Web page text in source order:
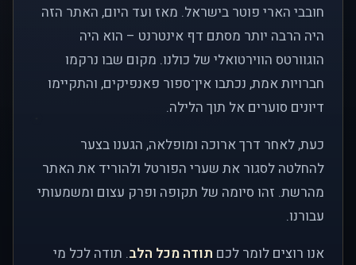
חובבי הארי פוטר בישראל. מאז ועד היום, האתר הזה
היה הרבה יותר מסתם דף אינטרנט – הוא היה
הוגוורטס הווירטואלי של כולנו. מקום שבו נרקמו
חברויות אמת, נכתבו אין־ספור פאנפיקים, והתקיימו
דיונים סוערים אל תוך הלילה.
כעת, לאחר דרך ארוכה ומופלאה, הגענו בצער
להחלטה לסגור את שערי הפורטל ולהוריד את האתר
מהרשת. זהו סיומה של תקופה ופרק עצום ומשמעותי
עבורנו.
אנו רוצים לומר לכם תודה מכל הלב. תודה לכל מי